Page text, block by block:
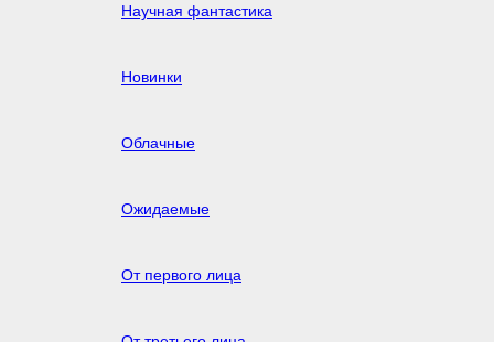
Научная фантастика
Новинки
Облачные
Ожидаемые
От первого лица